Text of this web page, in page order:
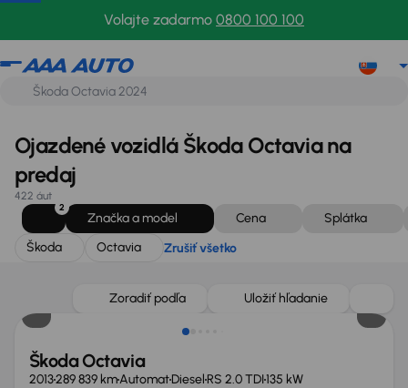
Volajte zadarmo 0800 100 100
Škoda
Ojazdené vozidlá Škoda Octavia na
predaj
422 áut
2
Značka a model Cena
Splátka
Škoda
Octavia Zrušiť všetko
Zoradiť podľa Uložiť hľadanie
Škoda Octavia
2013289 839 kmAutomatDiesel RS 2.0 TDI135 kW